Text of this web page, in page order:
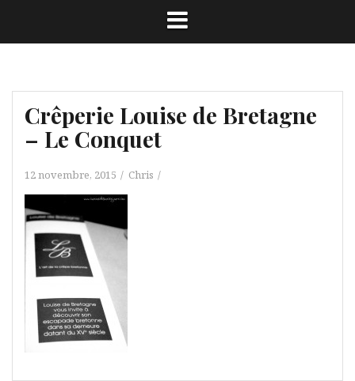
Crêperie Louise de Bretagne
– Le Conquet
12 novembre, 2015 Chris